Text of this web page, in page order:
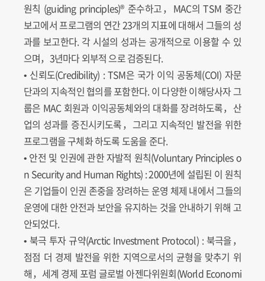
원칙 (guiding principles)® 준수하고，MAC의 TSM 중간
보고에서 프로그램의 연간 23개의 지표에 대해서 그들의 성
과를 보고한다. 각 시설의 성과는 공개적으로 이용할 수 있
으며，3년마다 외부적 으로 검증된다.
• 신뢰도(Credibility) : TSM은 국가 이익 공동체(COI) 자문
단과의 지속적인 협의를 포함한다. 이 다양한 이해당사자 그
룹은 MAC 회원과 이익공동체와의 대화를 장려하도록，산
업의 성과를 증진시키도록，그리고 지속적인 발전을 위한
프로그램을 구체화 하도록 도움을 준다.
• 안전 및 인권에 관한 자발적 원칙(Voluntary Principles o
n Security and Human Rights) : 2000년에 설립된 이 원칙
은 기업들이 인권 존중을 장려하는 운영 체제 내에서 그들의
운영에 대한 안전과 보안을 유지하는 것을 안내하기 위해 고
안되었다.
• 북극 투자 규약(Arctic Investment Protocol) : 북극을，
점점 더 경제 발전을 위한 지역으로서의 균형을 맞추기 위
해，세계 경제 포럼 글로벌 아젠다위원회(World Economi